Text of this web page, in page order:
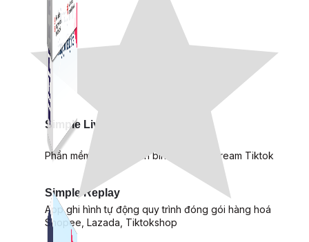
Simple Replay
App ghi hình tự động quy trình đóng gói hàng hoá
Shopee, Lazada, Tiktokshop
Simple Live
Phần mềm tạo kịch bản bình luận livestream Tiktok